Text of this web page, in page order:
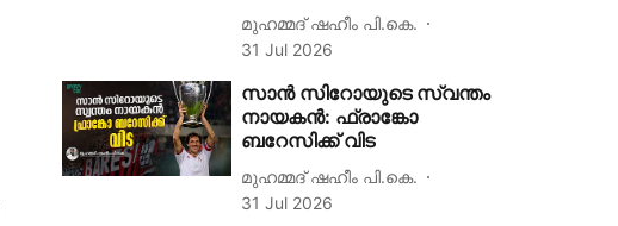
മുഹമ്മദ് ഷഹീം പി.കെ.
31 Jul 2026
സാൻ സിറോയുടെ സ്വന്തം
നായകൻ: ഫ്രാങ്കോ
ബറേസിക്ക് വിട
മുഹമ്മദ് ഷഹീം പി.കെ.
31 Jul 2026